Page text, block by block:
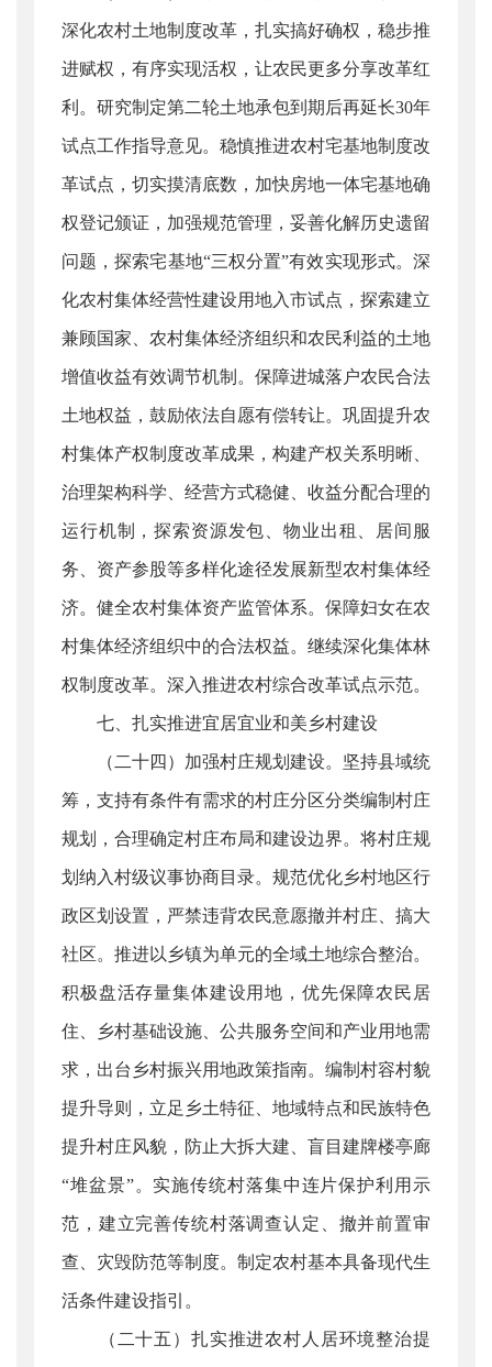
深化农村土地制度改革，扎实搞好确权，稳步推
进赋权，有序实现活权，让农民更多分享改革红
利。研究制定第二轮土地承包到期后再延长30年
试点工作指导意见。稳慎推进农村宅基地制度改
革试点，切实摸清底数，加快房地一体宅基地确
权登记颁证，加强规范管理，妥善化解历史遗留
问题，探索宅基地“三权分置”有效实现形式。深
化农村集体经营性建设用地入市试点，探索建立
兼顾国家、农村集体经济组织和农民利益的土地
增值收益有效调节机制。保障进城落户农民合法
土地权益，鼓励依法自愿有偿转让。巩固提升农
村集体产权制度改革成果，构建产权关系明晰、
治理架构科学、经营方式稳健、收益分配合理的
运行机制，探索资源发包、物业出租、居间服
务、资产参股等多样化途径发展新型农村集体经
济。健全农村集体资产监管体系。保障妇女在农
村集体经济组织中的合法权益。继续深化集体林
权制度改革。深入推进农村综合改革试点示范。
七、扎实推进宜居宜业和美乡村建设
（二十四）加强村庄规划建设。坚持县域统
筹，支持有条件有需求的村庄分区分类编制村庄
规划，合理确定村庄布局和建设边界。将村庄规
划纳入村级议事协商目录。规范优化乡村地区行
政区划设置，严禁违背农民意愿撤并村庄、搞大
社区。推进以乡镇为单元的全域土地综合整治。
积极盘活存量集体建设用地，优先保障农民居
住、乡村基础设施、公共服务空间和产业用地需
求，出台乡村振兴用地政策指南。编制村容村貌
提升导则，立足乡土特征、地域特点和民族特色
提升村庄风貌，防止大拆大建、盲目建牌楼亭廊
“堆盆景”。实施传统村落集中连片保护利用示
范，建立完善传统村落调查认定、撤并前置审
查、灾毁防范等制度。制定农村基本具备现代生
活条件建设指引。
（二十五）扎实推进农村人居环境整治提